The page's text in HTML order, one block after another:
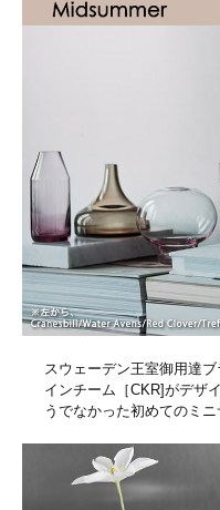
スウェーデン王室御用達
インチーム［CKR]がデザ
うでなかった初めてのミ